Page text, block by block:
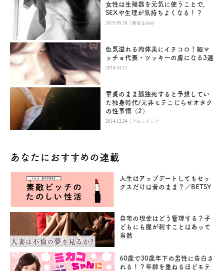
女性は生殖器を元気に使うことで、
SEXや生理が気持ちよくなる！？
2025.05.28 |奥谷まゆみ
色気溢れる肉体美にイチコロ！細マ
ッチョ代表・ツッキーの虜になる3選
2016.03.12
童貞のまま孤独死すると予想してい
た独身時代/元非モテこじらせオタク
の性事情（2）
2014.12.24 | アルテイシア
あなたにおすすめの連載
人生はアップデートしてもセッ
クスだけは昔のまま？／BETSY
自宅の現金はどう管理する？子
どもにも魔が刺すことはあって
当然
60歳で30歳年下の男性に告白さ
れる！？年齢を重ねるほどモテ